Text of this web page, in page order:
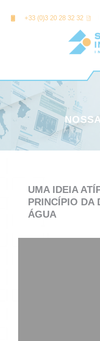
+33 (0)3 20 28 32 32
UMA IDEIA
PRINCÍPIO DA
ÁGUA